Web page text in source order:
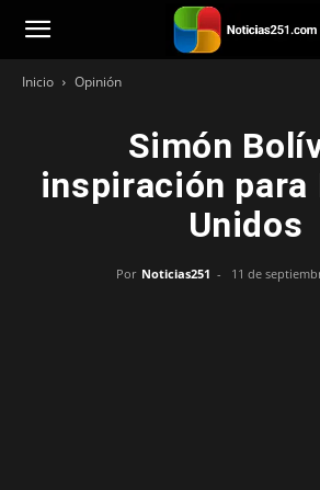
Noticias251
Inicio Opinión
Simón
inspiración para
Unidos
Por Noticias251 - 11 de